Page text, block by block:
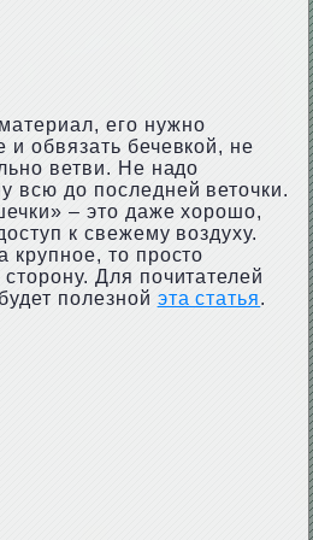
его нужно
и обвязать бечевкой, не
ветви. Не надо
всю до последней веточки.
– это даже хорошо,
к свежему воздуху.
крупное, то просто
Для почитателей
полезной эта статья.